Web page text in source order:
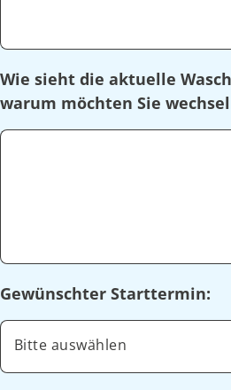
Wie sieht die aktuelle
warum möchten Sie
Gewünschter Starttermin:
Bitte auswählen